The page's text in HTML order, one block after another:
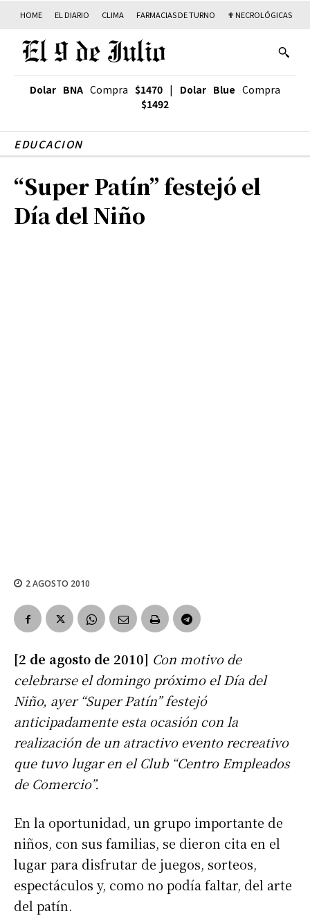
HOME EL DIARIO CLIMA FARMACIAS DE TURNO ✟ NECROLÓGICAS
Dolar BNA Compra $1470 | Dolar Blue Compra
$1492
EDUCACION
“Super Patín” festejó el
Día del Niño
2 AGOSTO 2010
[2 de agosto de 2010] Con motivo de
celebrarse el domingo próximo el Día del
Niño, ayer “Super Patín” festejó
anticipadamente esta ocasión con la
realización de un atractivo evento recreativo
que tuvo lugar en el Club “Centro Empleados
de Comercio”.
En la oportunidad, un grupo importante de
niños, con sus familias, se dieron cita en el
lugar para disfrutar de juegos, sorteos,
espectáculos y, como no podía faltar, del arte
del patín.